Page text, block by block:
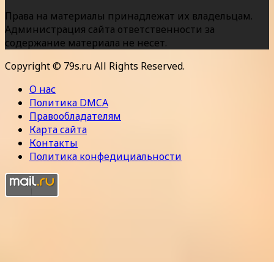
Права на материалы принадлежат их владельцам.
Администрация сайта ответственности за
содержание материала не несет.
Copyright © 79s.ru All Rights Reserved.
О нас
Политика DMCA
Правообладателям
Карта сайта
Контакты
Политика конфедициальности